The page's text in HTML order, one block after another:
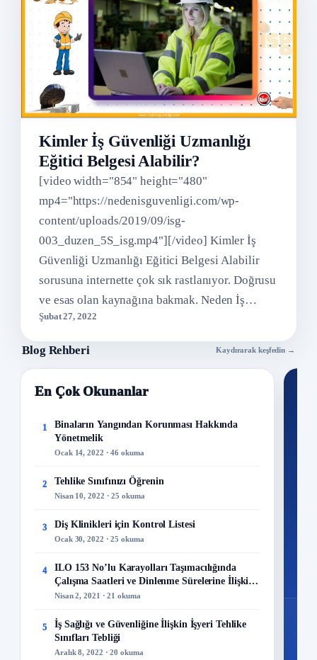
Kimler İş Güvenliği Uzmanlığı
Eğitici Belgesi Alabilir?
[video width="854" height="480"
mp4="https://nedenisguvenligi.com/wp-
content/uploads/2019/09/isg-
003_duzen_5S_isg.mp4"][/video] Kimler İş
Güvenliği Uzmanlığı Eğitici Belgesi Alabilir
sorusuna internette çok sık rastlanıyor. Doğrusu
ve esas olan kaynağına bakmak. Neden İş
Güvenliği internet sitesini açtıktan sonra yasa…
Şubat 27, 2022
Blog Rehberi Kaydırarak keşfedin →
En Çok Okunanlar
1
Binaların Yangından Korunması Hakkında
Yönetmelik
Ocak 14, 2022 · 46 okuma
2 Tehlike Sınıfınızı Öğrenin
Nisan 10, 2022 · 25 okuma
3 Diş Klinikleri için Kontrol Listesi
Ocak 30, 2022 · 25 okuma
4
ILO 153 No’lu Karayolları Taşımacılığında
Çalışma Saatleri ve Dinlenme Sürelerine İlişkin
Sözleşme
Nisan 2, 2021 · 21 okuma
5
İş Sağlığı ve Güvenliğine İlişkin İşyeri Tehlike
Sınıfları Tebliği
Aralık 8, 2022 · 20 okuma